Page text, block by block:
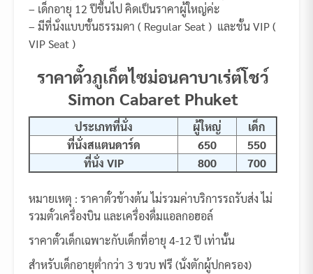
– เด็กอายุ 12 ปีขึ้นไป คิดเป็นราคาผู้ใหญ่ค่ะ
– มีที่นั่งแบบชั้นธรรมดา ( Regular Seat ) และชั้น VIP (
VIP Seat )
ราคาตั๋วภูเก็ตไซม่อนคาบาเร่ต์โชว์
Simon Cabaret Phuket
ประเภทที่นั่ง ผู้ใหญ่
เด็ก
ที่นั่งสแตนดาร์ด
650
550
ที่นั่ง VIP
800 700
หมายเหตุ : ราคาตั๋วข้างต้น ไม่รวมค่าบริการรถรับส่ง ไม่
รวมตั๋วเครื่องบิน และเครื่องดื่มแอลกอฮอล์
ราคาตั๋วเด็กเฉพาะกับเด็กที่อายุ 4-12 ปี เท่านั้น
สำหรับเด็กอายุต่ำกว่า 3 ขวบ ฟรี (นั่งตักผู้ปกครอง)